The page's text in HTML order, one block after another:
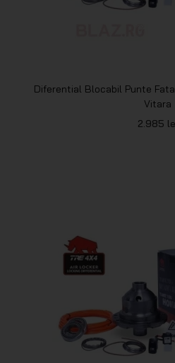
Diferential Blocabil Punte
Vitara
2.985